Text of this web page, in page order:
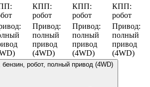
КПП:
робот
КПП:
робот
КПП:
робот
Привод:
полный
привод
(4WD)
Привод:
полный
привод
(4WD)
Привод:
полный
привод
(4WD)
робот, полный привод (4WD)